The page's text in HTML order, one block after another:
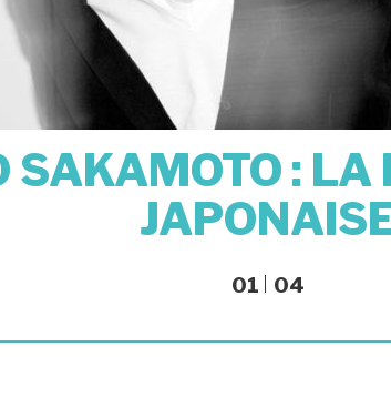
SAKAMOTO : LA
01 04